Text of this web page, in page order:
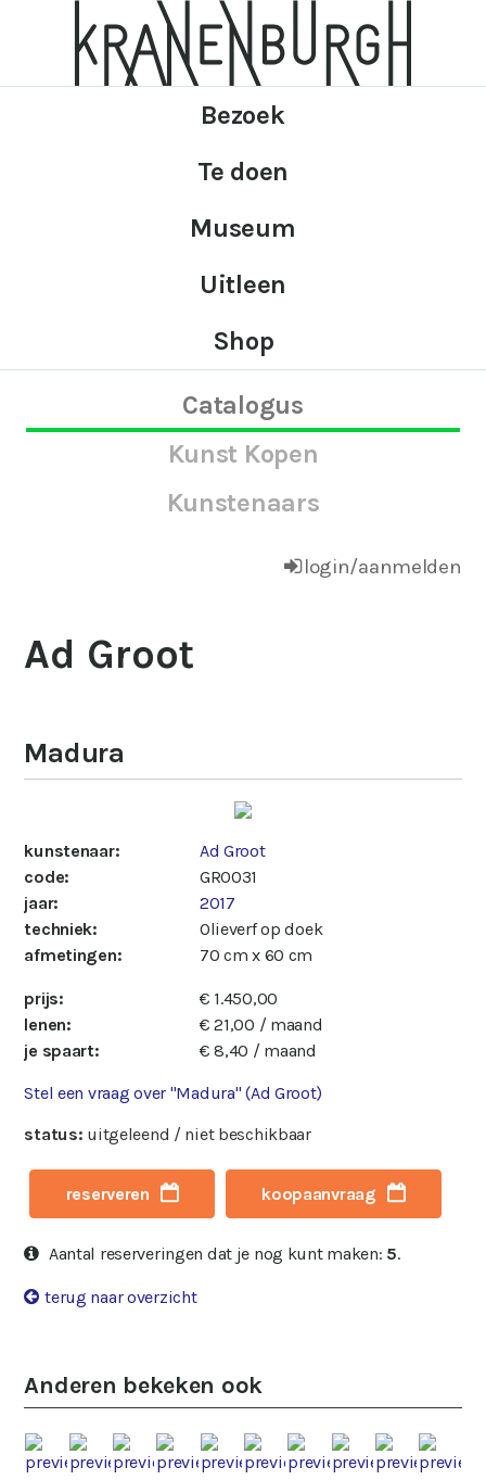
Bezoek
Te doen
Museum
Uitleen
Shop
Catalogus
Kunst Kopen
Kunstenaars
login/aanmelden
Ad Groot
Madura
kunstenaar:
Ad Groot
code:
GRO031
jaar:
2017
techniek:
Olieverf op doek
afmetingen:
70 cm x 60 cm
prijs:
€ 1.450,00
lenen:
€ 21,00 / maand
je spaart:
€ 8,40 / maand
Stel een vraag over "Madura" (Ad Groot)
status: uitgeleend / niet beschikbaar
reserveren koopaanvraag
Aantal reserveringen dat je nog kunt maken: 5.
terug naar overzicht
Anderen bekeken ook